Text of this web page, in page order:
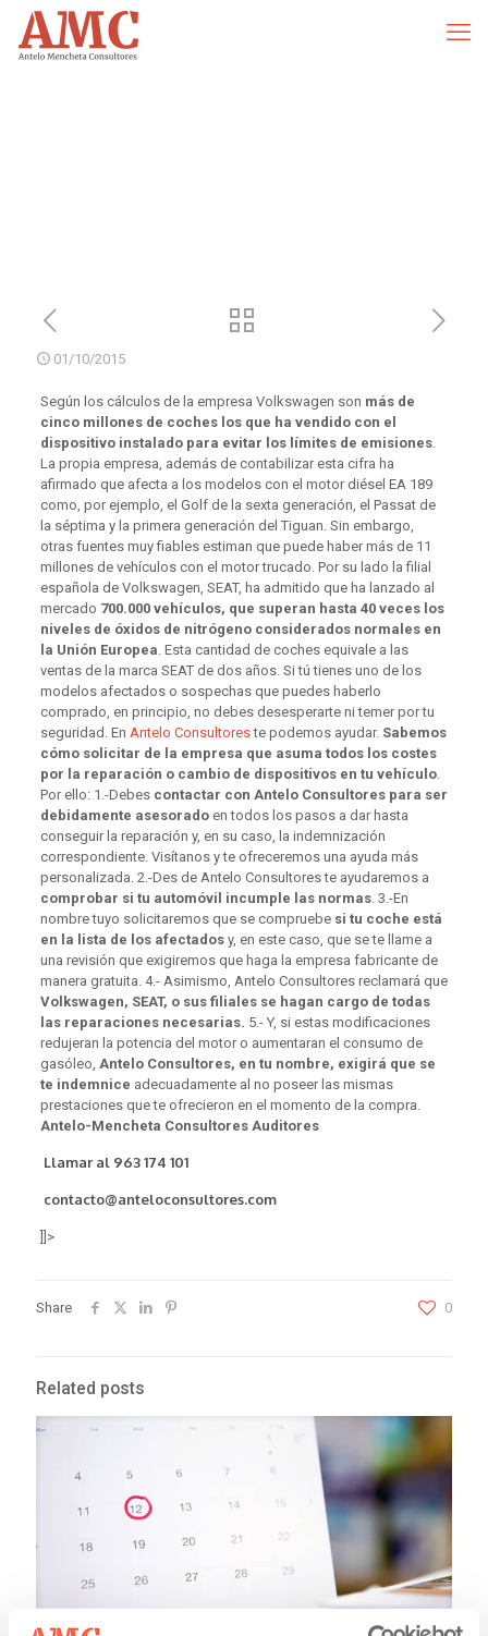
01/10/2015
Según los cálculos de la empresa Volkswagen son más de
cinco millones de coches los que ha vendido con el
dispositivo instalado para evitar los límites de emisiones.
La propia empresa, además de contabilizar esta cifra ha
afirmado que afecta a los modelos con el motor diésel EA 189
como, por ejemplo, el Golf de la sexta generación, el Passat de
la séptima y la primera generación del Tiguan. Sin embargo,
otras fuentes muy fiables estiman que puede haber más de 11
millones de vehículos con el motor trucado. Por su lado la filial
española de Volkswagen, SEAT, ha admitido que ha lanzado al
mercado 700.000 vehículos, que superan hasta 40 veces los
niveles de óxidos de nitrógeno considerados normales en
la Unión Europea. Esta cantidad de coches equivale a las
ventas de la marca SEAT de dos años. Si tú tienes uno de los
modelos afectados o sospechas que puedes haberlo
comprado, en principio, no debes desesperarte ni temer por tu
seguridad. En Antelo Consultoreste podemos ayudar.Sabemos
cómo solicitar de la empresa que asuma todos los costes
por la reparación o cambio de dispositivos en tu vehículo.
Por ello: 1.-Debes contactar con Antelo Consultores para ser
debidamente asesoradoen todos los pasos a dar hasta
conseguir la reparación y, en su caso, la indemnización
correspondiente. Visítanos y te ofreceremos una ayuda más
personalizada. 2.-Des de Antelo Consultores te ayudaremos a
comprobar si tu automóvil incumple las normas. 3.-En
nombre tuyo solicitaremos que se compruebe si tu coche está
en la lista de los afectadosy, en este caso, que se te llame a
una revisión que exigiremos que haga la empresa fabricante de
manera gratuita. 4.- Asimismo, Antelo Consultores reclamará que
Volkswagen, SEAT, o sus filiales se hagan cargo de todas
las reparaciones necesarias. 5.- Y, si estas modificaciones
redujeran la potencia del motor o aumentaran el consumo de
gasóleo, Antelo Consultores, en tu nombre, exigirá que se
te indemnice adecuadamente al no poseer las mismas
prestaciones que te ofrecieron en el momento de la compra.
Antelo-Mencheta Consultores Auditores
Llamar al 963 174 101
contacto@anteloconsultores.com
]]>
Share 0
Related posts